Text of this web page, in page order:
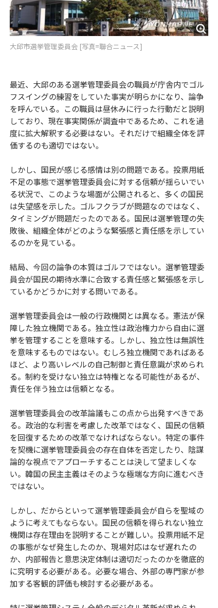
大邱市選挙管理委員会 [写真=聯合ニュース]
最近、大邱のある選挙管理委員会の職員が庁舎内でゴル
フスイングの練習をしていた事実が明らかになり、論争
を呼んでいる。この職員は昼休みに行った行動だと説明
しており、現在事実関係が調査中であるため、これを過
度に拡大解釈する必要はない。それだけで組織全体を評
価するのも適切ではない。
しかし、国民が感じる感情は別の問題である。投票用紙
不足の事態で選挙管理委員会に対する信頼が揺らいでい
る状況で、このような場面が公開されると、多くの国民
は失望感を示した。ゴルフクラブが問題なのではなく、
タイミングが問題だったのである。国民は選挙管理の失
敗後、組織全体がどのような緊張感と責任感を示してい
るのかを見ている。
結局、今回の論争の本質はゴルフではない。選挙管理委
員会が国民の期待水準に合致する責任感と緊張感を示し
ているかどうかに対する問いである。
選挙管理委員会は一般の行政機関とは異なる。憲法が保
障した独立機関である。独立性は政治権力から自由に選
挙を管理することを意味する。しかし、独立性は無誤性
を意味するものではない。むしろ独立機関であればある
ほど、より高いレベルの自己制御と責任意識が求められ
る。制約を受けない独立は特権となる可能性があるが、
責任を伴う独立は信頼となる。
選挙管理委員会の改革論議もこの点から出発すべきであ
る。政治的な利害を考慮した改革ではなく、国民の信頼
を回復するための改革でなければならない。特定の事件
を契機に選挙管理委員会の存在自体を否定したり、陰謀
論的な視点でアプローチすることは決して望ましくな
い。韓国の民主主義はそのような極端な方向に進むべき
ではない。
しかし、だからといって選挙管理委員会が自らを聖域の
ように考えてもならない。国民の信頼を得られない独立
機関は存在理由を説明することが難しい。投票用紙不足
の事態がなぜ発生したのか、現場対応はなぜ遅れたの
か、内部報告と意思決定体制は適切だったのかを徹底的
に究明する必要がある。必要な場合、外部の専門家が参
加する客観的評価も検討する必要がある。